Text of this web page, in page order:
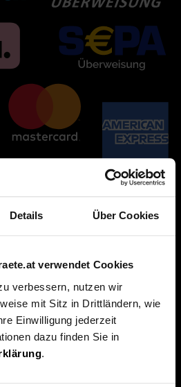
Details Über Cookies
verwendet Cookies
verbessern, nutzen wir
mit Sitz in Drittländern, wie
Einwilligung jederzeit
dazu finden Sie in
.
Über uns